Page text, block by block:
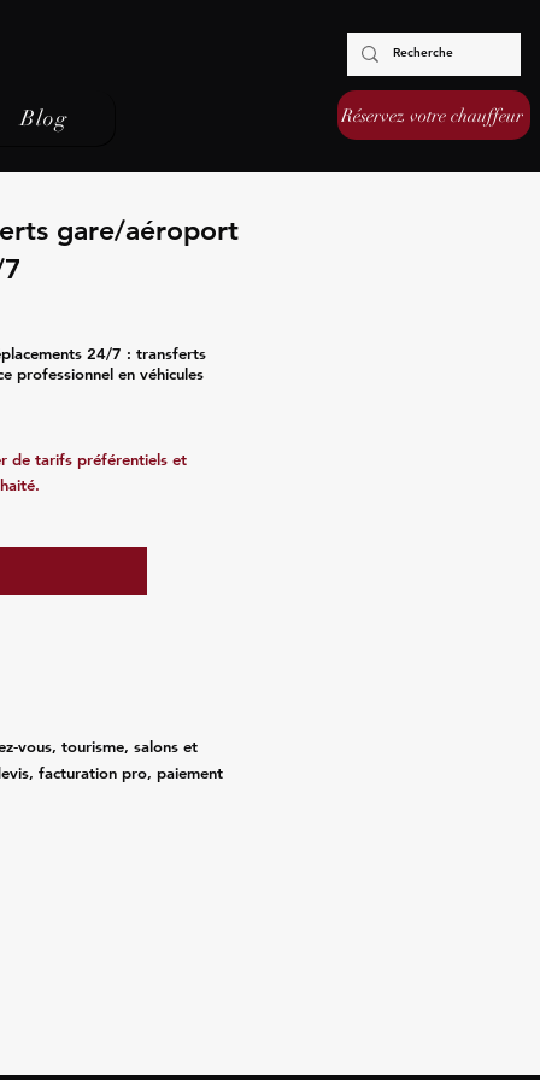
Blog Réservez votre chauffeur
gare/aéroport
24/7 : transferts
professionnel en véhicules
de tarifs préférentiels et
tourisme, salons et
facturation pro, paiement